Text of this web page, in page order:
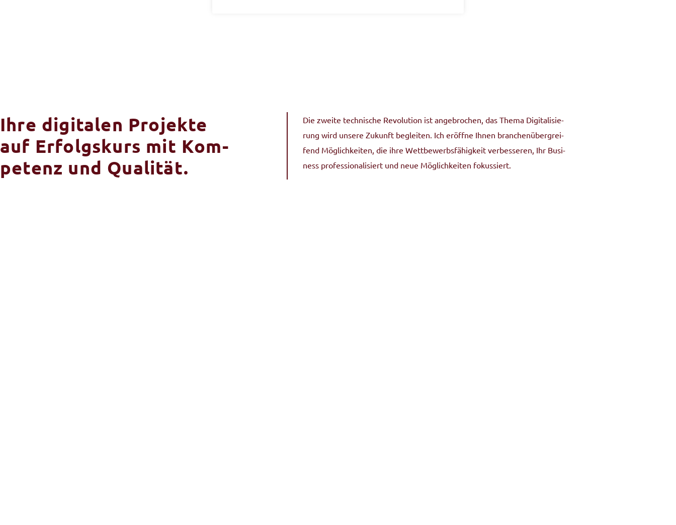
Ihre digi­ta­len Pro­jek­te
auf Erfolgs­kurs mit Kom­
pe­tenz und Qualität.
Die zwei­te tech­ni­sche Revo­lu­ti­on ist ange­bro­chen, das The­ma Digi­ta­li­sie­
rung wird unse­re Zukunft beglei­ten. Ich eröff­ne Ihnen bran­chen­über­grei­
fend Mög­lich­kei­ten, die ihre Wettbewerbs­fähigkeit ver­bes­se­ren, Ihr Busi­
ness pro­fes­sio­na­li­siert und neue Mög­lich­kei­ten fokussiert.